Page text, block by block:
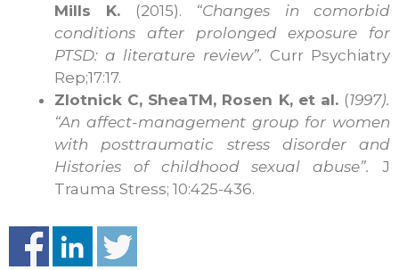
Mills K. (2015). “Changes in comorbid
conditions after prolonged exposure for
PTSD: a literature review”. Curr Psychiatry
Rep;17:17.
Zlotnick C, SheaTM, Rosen K, et al. (1997).
“An affect-management group for women
with posttraumatic stress disorder and
Histories of childhood sexual abuse”. J
Trauma Stress; 10:425-436.